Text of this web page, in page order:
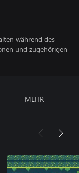
während des
und zugehörigen
MEHR